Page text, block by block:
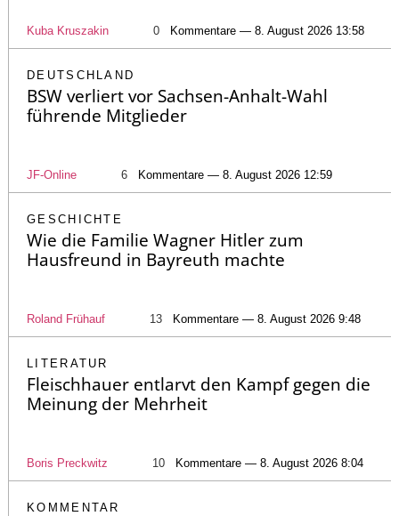
Kuba Kruszakin 0 Kommentare — 8. August 2026 13:58
DEUTSCHLAND
BSW verliert vor Sachsen-Anhalt-Wahl
führende Mitglieder
JF-Online 6 Kommentare — 8. August 2026 12:59
GESCHICHTE
Wie die Familie Wagner Hitler zum
Hausfreund in Bayreuth machte
Roland Frühauf 13 Kommentare — 8. August 2026 9:48
LITERATUR
Fleischhauer entlarvt den Kampf gegen die
Meinung der Mehrheit
Boris Preckwitz 10 Kommentare — 8. August 2026 8:04
KOMMENTAR